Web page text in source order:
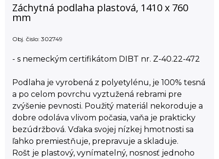
Záchytná podlaha plastová, 1410 x 760
mm
Obj. čislo: 302749
- s nemeckým certifikátom DIBT nr. Z-40.22-472
Podlaha je vyrobená z polyetylénu, je 100% tesná
a po celom povrchu vyztužená rebrami pre
zvýšenie pevnosti. Použitý materiál nekoroduje a
dobre odoláva vlivom počasia, vaňa je prakticky
bezúdržbová. Vďaka svojej nízkej hmotnosti sa
ľahko premiestňuje, prepravuje a skladuje.
Rošt je plastový, vynímatelný, nosnosť jednoho